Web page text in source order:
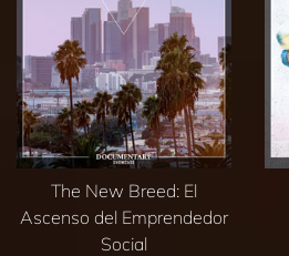
The New Breed: El
Ascenso del Emprendedor
Social